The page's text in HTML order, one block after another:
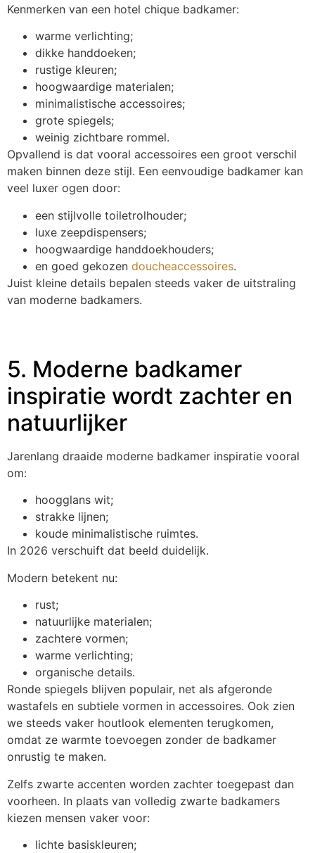
Kenmerken van een hotel chique badkamer:
warme verlichting;
dikke handdoeken;
rustige kleuren;
hoogwaardige materialen;
minimalistische accessoires;
grote spiegels;
weinig zichtbare rommel.
Opvallend is dat vooral accessoires een groot verschil
maken binnen deze stijl. Een eenvoudige badkamer kan
veel luxer ogen door:
een stijlvolle toiletrolhouder;
luxe zeepdispensers;
hoogwaardige handdoekhouders;
en goed gekozen doucheaccessoires.
Juist kleine details bepalen steeds vaker de uitstraling
van moderne badkamers.
5. Moderne badkamer
inspiratie wordt zachter en
natuurlijker
Jarenlang draaide moderne badkamer inspiratie vooral
om:
hoogglans wit;
strakke lijnen;
koude minimalistische ruimtes.
In 2026 verschuift dat beeld duidelijk.
Modern betekent nu:
rust;
natuurlijke materialen;
zachtere vormen;
warme verlichting;
organische details.
Ronde spiegels blijven populair, net als afgeronde
wastafels en subtiele vormen in accessoires. Ook zien
we steeds vaker houtlook elementen terugkomen,
omdat ze warmte toevoegen zonder de badkamer
onrustig te maken.
Zelfs zwarte accenten worden zachter toegepast dan
voorheen. In plaats van volledig zwarte badkamers
kiezen mensen vaker voor:
lichte basiskleuren;